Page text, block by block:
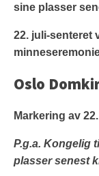
sine plasser
22. juli-senteret
Oslo
Markering av
P.g.a. Kongelig
plasser senest